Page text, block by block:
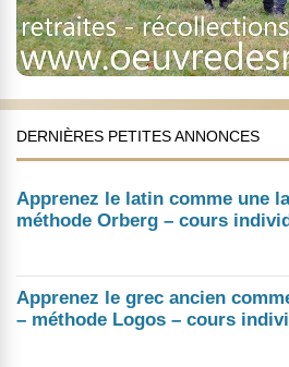
DERNIÈRES PETITES ANNONCES
Apprenez le latin comme une
méthode Orberg – cours
Apprenez le grec ancien
– méthode Logos – cours